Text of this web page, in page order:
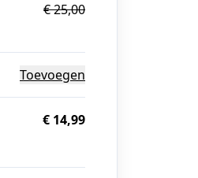
€ 25,00
Toevoegen
€ 14,99